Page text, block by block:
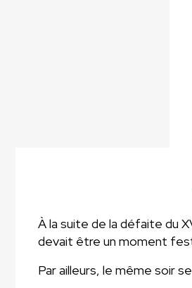
À la suite de la défaite du
devait être un moment
Par ailleurs, le même soir